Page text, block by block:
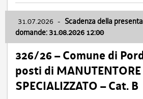
31.07.2026 - Scadenza della
domande: 31.08.2026 12:00
326/26 – Comune di
posti di MANUTENTORE
SPECIALIZZATO – Cat. B